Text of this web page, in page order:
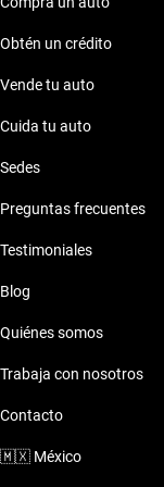
Obtén un crédito
Vende tu auto
Cuida tu auto
Sedes
Preguntas frecuentes
Testimoniales
Blog
Quiénes somos
Trabaja con nosotros
Contacto
🇲🇽 México